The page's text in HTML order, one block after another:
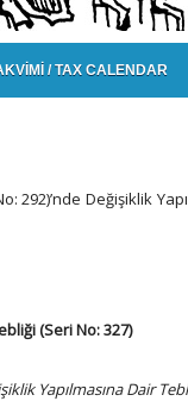
/ TAX CALENDAR
292)’nde Değişiklik
(Seri No: 327)
Yapılmasına Dair